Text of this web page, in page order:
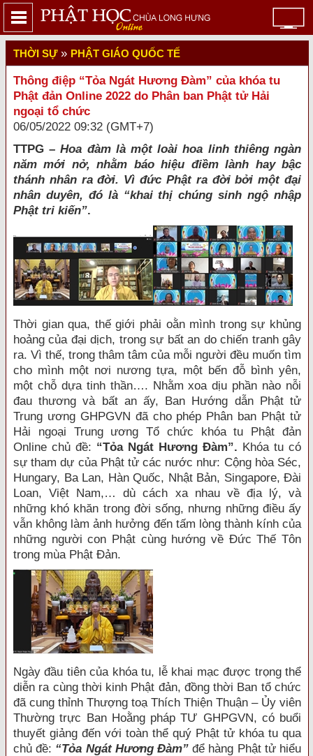
THỜI SỰ» PHẬT GIÁO QUỐC TẾ
Thông điệp “Tỏa Ngát Hương Đàm” của khóa tu
Phật đản Online 2022 do Phân ban Phật tử Hải
ngoại tổ chức
06/05/2022 09:32 (GMT+7)
TTPG –Hoa đàm là một loài hoa linh thiêng ngàn
năm mới nở, nhằm báo hiệu điềm lành hay bậc
thánh nhân ra đời. Vì đức Phật ra đời bởi một đại
nhân duyên, đó là “khai thị chúng sinh ngộ nhập
Phật tri kiến”.
Thời gian qua, thế giới phải oằn mình trong sự khủng
hoảng của đại dịch, trong sự bất an do chiến tranh gây
ra. Vì thế, trong thâm tâm của mỗi người đều muốn tìm
cho mình một nơi nương tựa, một bến đỗ bình yên,
một chỗ dựa tinh thần…. Nhằm xoa dịu phần nào nỗi
đau thương và bất an ấy, Ban Hướng dẫn Phật tử
Trung ương GHPGVN đã cho phép Phân ban Phật tử
Hải ngoại Trung ương Tổ chức khóa tu Phật đản
Online chủ đề: “Tỏa Ngát Hương Đàm”. Khóa tu có
sự tham dự của Phật tử các nước như: Cộng hòa Séc,
Hungary, Ba Lan, Hàn Quốc, Nhật Bản, Singapore, Đài
Loan, Việt Nam,… dù cách xa nhau về địa lý, và
những khó khăn trong đời sống, nhưng những điều ấy
vẫn không làm ảnh hưởng đến tấm lòng thành kính của
những người con Phật cùng hướng về Đức Thế Tôn
trong mùa Phật Đản.
Ngày đầu tiên của khóa tu, lễ khai mạc được trọng thể
diễn ra cùng thời kinh Phật đản, đồng thời Ban tổ chức
đã cung thỉnh Thượng toạ Thích Thiện Thuận – Ủy viên
Thường trực Ban Hoằng pháp TƯ GHPGVN, có buổi
thuyết giảng đến với toàn thể quý Phật tử khóa tu qua
chủ đề: “Tỏa Ngát Hương Đàm” để hàng Phật tử hiểu